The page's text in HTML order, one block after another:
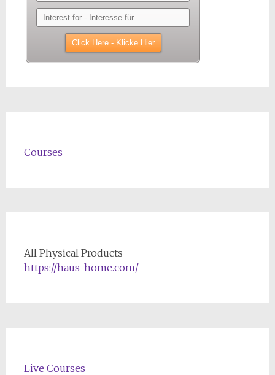
Courses
All Physical Products
https://haus-home.com/
Live Courses